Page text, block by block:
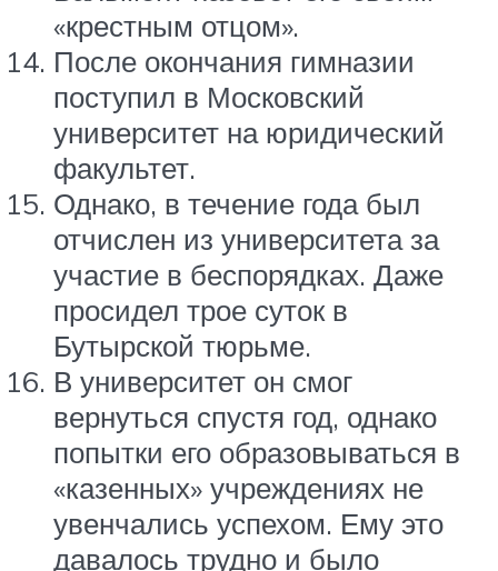
«крестным отцом».
После окончания гимназии
поступил в Московский
университет на юридический
факультет.
Однако, в течение года был
отчислен из университета за
участие в беспорядках. Даже
просидел трое суток в
Бутырской тюрьме.
В университет он смог
вернуться спустя год, однако
попытки его образовываться в
«казенных» учреждениях не
увенчались успехом. Ему это
давалось трудно и было